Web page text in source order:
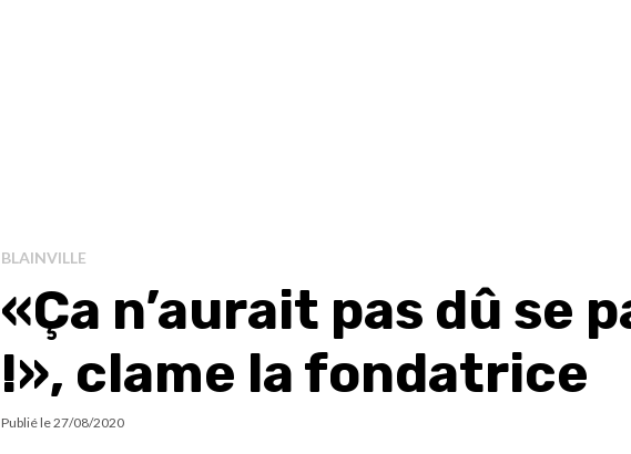
BLAINVILLE
«Ça n’aurait pas dû se
!», clame la fondatrice
Publié le27/08/2020